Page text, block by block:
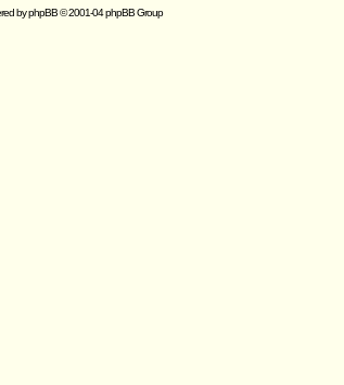
byphpBB© 2001-04 phpBB Group